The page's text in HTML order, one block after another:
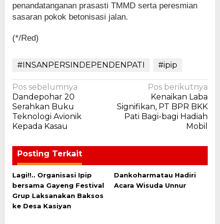
penandatanganan prasasti TMMD serta peresmian
sasaran pokok betonisasi jalan.
(*/Red)
#INSANPERSINDEPENDENPATI #ipip
Navigasi
pos
Pos sebelumnya
Dandepohar 20
Serahkan Buku
Teknologi Avionik
Kepada Kasau
Pos berikutnya
Kenaikan Laba
Signifikan, PT BPR BKK
Pati Bagi-bagi Hadiah
Mobil
Posting Terkait
Lagi!!.. Organisasi Ipip
bersama Gayeng Festival
Grup Laksanakan Baksos
ke Desa Kasiyan
Dankoharmatau Hadiri
Acara Wisuda Unnur